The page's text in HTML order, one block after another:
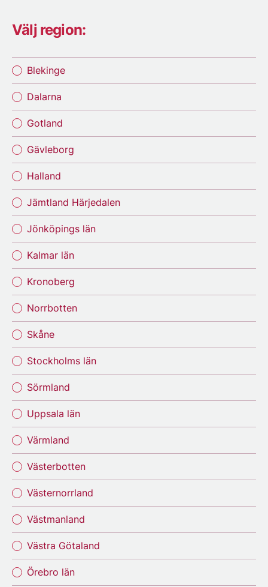
Välj region:
Blekinge
Dalarna
Gotland
Gävleborg
Halland
Jämtland Härjedalen
Jönköpings län
Kalmar län
Kronoberg
Norrbotten
Skåne
Stockholms län
Sörmland
Uppsala län
Värmland
Västerbotten
Västernorrland
Västmanland
Västra Götaland
Örebro län